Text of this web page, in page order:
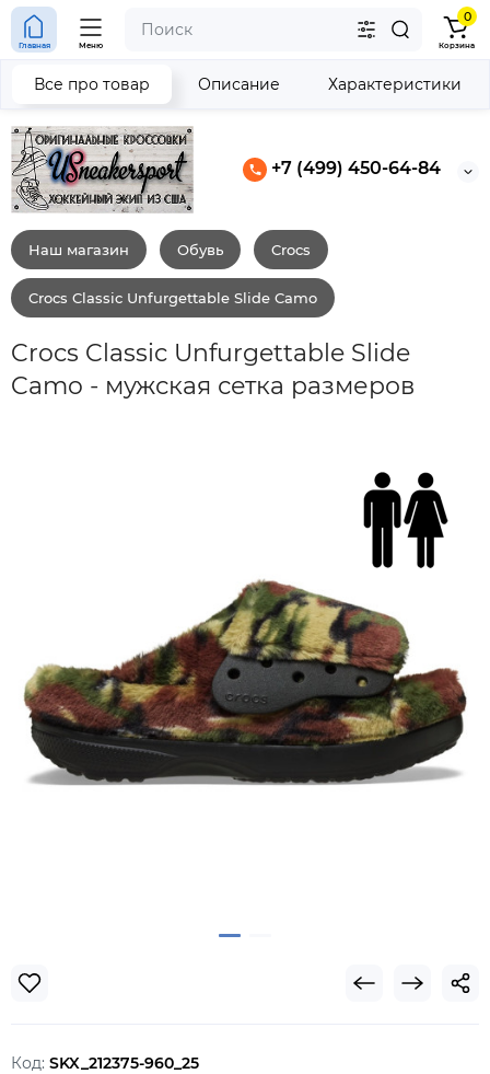
+7 (499) 450-64-84
Главная Меню
0
Корзина
Наш магазин Обувь Crocs
Crocs Classic Unfurgettable Slide Camo
Crocs Classic Unfurgettable Slide
Camo - мужская сетка размеров
Все про товар Описание Характеристики
Код: SKX_212375-960_25